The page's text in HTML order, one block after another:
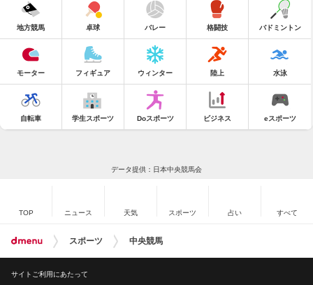
地方競馬 卓球 バレー 格闘技 バドミントン
モーター フィギュア ウィンター 陸上 水泳
自転車 学生スポーツ Doスポーツ ビジネス eスポーツ
データ提供：日本中央競馬会
TOP ニュース 天気 スポーツ 占い すべて
スポーツ 中央競馬
サイトご利用にあたって